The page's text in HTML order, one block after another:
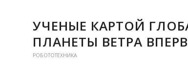
УЧЕНЫЕ КАРТОЙ
ПЛАНЕТЫ ВЕТРА
РОБОТОТЕХНИКА